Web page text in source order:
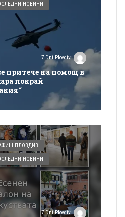
НОВИНИ
7 Dni Plovdiv
притече на помощ в
покрай
ПЛОВДИВ
НОВИНИ
7 Dni Plovdiv